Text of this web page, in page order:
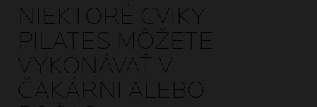
NIEKTORÉ CVIKY
PILATES MÔŽETE
VYKONÁVAŤ V
ČAKÁRNI ALEBO